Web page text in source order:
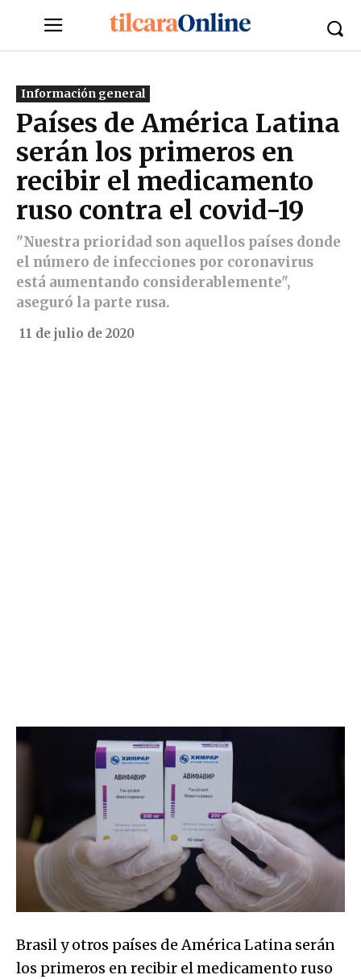
Información general
Países de América Latina
serán los primeros en
recibir el medicamento
ruso contra el covid-19
"Nuestra prioridad son aquellos países donde
el número de infecciones por coronavirus
está aumentando considerablemente",
aseguró la parte rusa.
11 de julio de 2020
Brasil y otros países de América Latina serán
los primeros en recibir el medicamento ruso